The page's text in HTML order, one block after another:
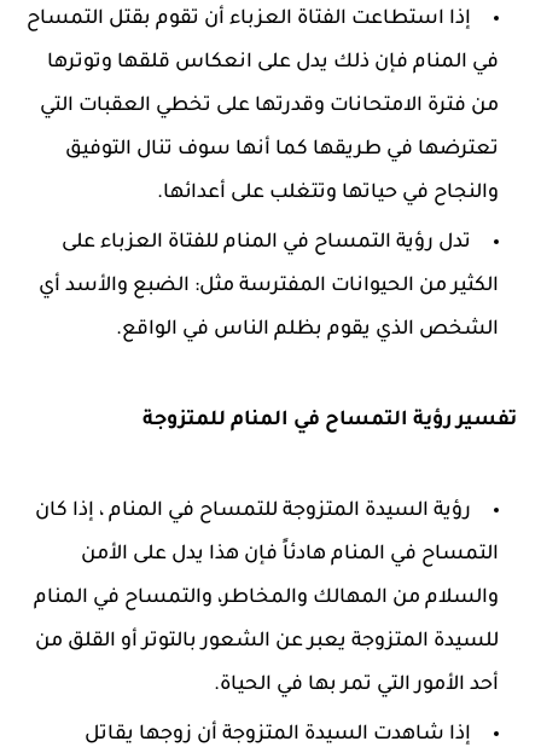
إذا استطاعت الفتاة العزباء أن تقوم بقتل التمساح
في المنام فإن ذلك يدل على انعكاس قلقها وتوترها
من فترة الامتحانات وقدرتها على تخطي العقبات التي
تعترضها في طريقها كما أنها سوف تنال التوفيق
والنجاح في حياتها وتتغلب على أعدائها.
تدل رؤية التمساح في المنام للفتاة العزباء على
الكثير من الحيوانات المفترسة مثل: الضبع والأسد أي
الشخص الذي يقوم بظلم الناس في الواقع.
تفسير رؤية التمساح في المنام للمتزوجة
رؤية السيدة المتزوجة للتمساح في المنام ، إذا كان
التمساح في المنام هادئاً فإن هذا يدل على الأمن
والسلام من المهالك والمخاطر، والتمساح في المنام
للسيدة المتزوجة يعبر عن الشعور بالتوتر أو القلق من
أحد الأمور التي تمر بها في الحياة.
إذا شاهدت السيدة المتزوجة أن زوجها يقاتل